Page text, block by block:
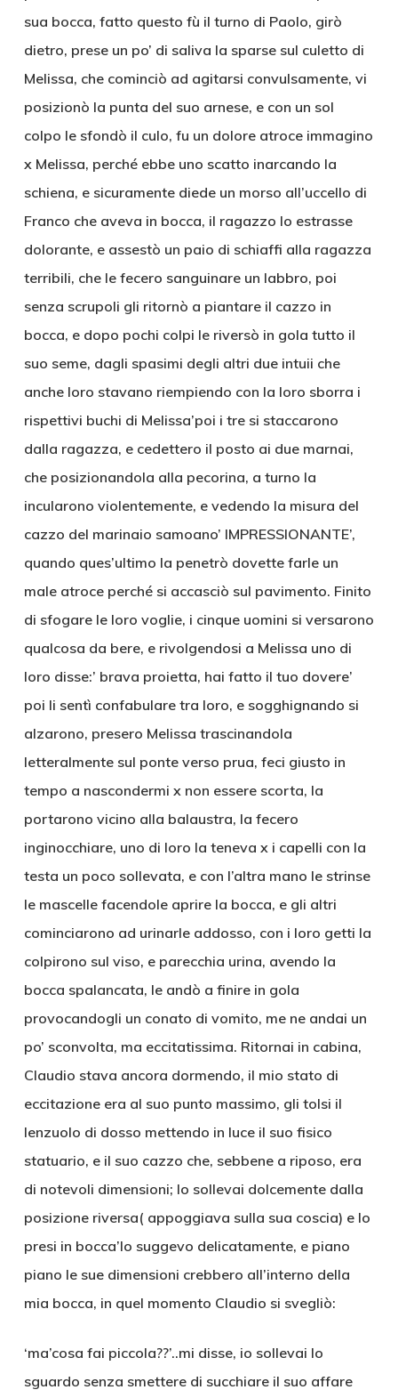
sua bocca, fatto questo fù il turno di Paolo, girò
dietro, prese un po’ di saliva la sparse sul culetto di
Melissa, che cominciò ad agitarsi convulsamente, vi
posizionò la punta del suo arnese, e con un sol
colpo le sfondò il culo, fu un dolore atroce immagino
x Melissa, perché ebbe uno scatto inarcando la
schiena, e sicuramente diede un morso all’uccello di
Franco che aveva in bocca, il ragazzo lo estrasse
dolorante, e assestò un paio di schiaffi alla ragazza
terribili, che le fecero sanguinare un labbro, poi
senza scrupoli gli ritornò a piantare il cazzo in
bocca, e dopo pochi colpi le riversò in gola tutto il
suo seme, dagli spasimi degli altri due intuii che
anche loro stavano riempiendo con la loro sborra i
rispettivi buchi di Melissa’poi i tre si staccarono
dalla ragazza, e cedettero il posto ai due marnai,
che posizionandola alla pecorina, a turno la
incularono violentemente, e vedendo la misura del
cazzo del marinaio samoano’ IMPRESSIONANTE’,
quando ques’ultimo la penetrò dovette farle un
male atroce perché si accasciò sul pavimento. Finito
di sfogare le loro voglie, i cinque uomini si versarono
qualcosa da bere, e rivolgendosi a Melissa uno di
loro disse:’ brava proietta, hai fatto il tuo dovere’
poi li sentì confabulare tra loro, e sogghignando si
alzarono, presero Melissa trascinandola
letteralmente sul ponte verso prua, feci giusto in
tempo a nascondermi x non essere scorta, la
portarono vicino alla balaustra, la fecero
inginocchiare, uno di loro la teneva x i capelli con la
testa un poco sollevata, e con l’altra mano le strinse
le mascelle facendole aprire la bocca, e gli altri
cominciarono ad urinarle addosso, con i loro getti la
colpirono sul viso, e parecchia urina, avendo la
bocca spalancata, le andò a finire in gola
provocandogli un conato di vomito, me ne andai un
po’ sconvolta, ma eccitatissima. Ritornai in cabina,
Claudio stava ancora dormendo, il mio stato di
eccitazione era al suo punto massimo, gli tolsi il
lenzuolo di dosso mettendo in luce il suo fisico
statuario, e il suo cazzo che, sebbene a riposo, era
di notevoli dimensioni; lo sollevai dolcemente dalla
posizione riversa( appoggiava sulla sua coscia) e lo
presi in bocca’lo suggevo delicatamente, e piano
piano le sue dimensioni crebbero all’interno della
mia bocca, in quel momento Claudio si svegliò:
‘ma’cosa fai piccola??’..mi disse, io sollevai lo
sguardo senza smettere di succhiare il suo affare